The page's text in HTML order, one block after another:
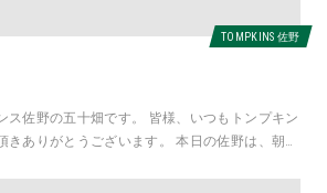
TOMPKINS 佐野
ス佐野の五十畑です。 皆様、いつもトンプキン
きありがとうございます。 本日の佐野は、朝方